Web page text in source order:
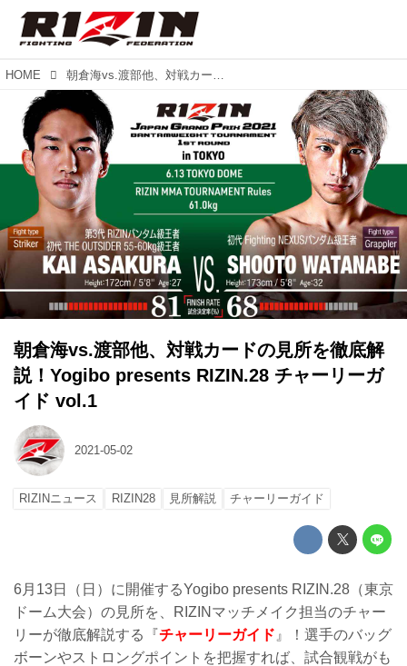
HOME 朝倉海vs.渡部他、対戦カードの見所を徹底解説！Yogibo presents RIZIN.28 チャーリーガイド vol.1
朝倉海vs.渡部他、対戦カードの見所を徹底解
説！Yogibo presents RIZIN.28 チャーリーガ
イド vol.1
2021-05-02
RIZINニュース RIZIN28 見所解説 チャーリーガイド
6月13日（日）に開催するYogibo presents RIZIN.28（東京
ドーム大会）の見所を、RIZINマッチメイク担当のチャー
リーが徹底解説する『チャーリーガイド 』！選手のバッグ
ボーンやストロングポイントを把握すれば、試合観戦がも